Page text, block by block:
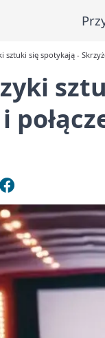
sztuki się spotykają -